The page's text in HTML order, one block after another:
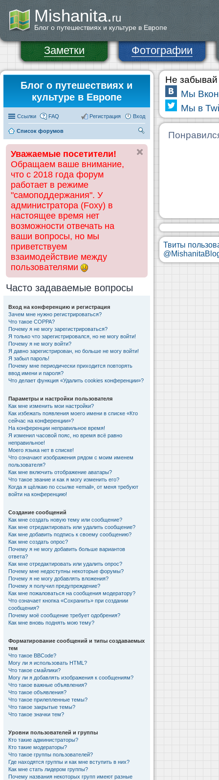
Mishanita.ru
Блог о путешествиях и культуре в Европе
Заметки Фотографии
Блог о путешествиях и
культуре в Европе
Ссылки FAQ Вход
Регистрация
Список форумов
ск
Уважаемые посетители!
Обращаем ваше внимание,
что с 2018 года форум
работает в режиме
"самоподдержания". У
администратора (Foxy) в
настоящее время нет
возможности отвечать на
ваши вопросы, но мы
приветствуем
взаимодействие между
пользователями
Часто задаваемые вопросы
Вход на конференцию и регистрация
Зачем мне нужно регистрироваться?
Что такое COPPA?
Почему я не могу зарегистрироваться?
Я только что зарегистрировался, но не могу войти!
Почему я не могу войти?
Я давно зарегистрирован, но больше не могу войти!
Я забыл пароль!
Почему мне периодически приходится повторять
ввод имени и пароля?
Что делает функция «Удалить cookies конференции»?
Параметры и настройки пользователя
Как мне изменить мои настройки?
Как избежать появления моего имени в списке «Кто
сейчас на конференции»?
На конференции неправильное время!
Я изменил часовой пояс, но время всё равно
неправильное!
Моего языка нет в списке!
Что означают изображения рядом с моим именем
пользователя?
Как мне включить отображение аватары?
Что такое звание и как я могу изменить его?
Когда я щёлкаю по ссылке «email», от меня требуют
войти на конференцию!
Создание сообщений
Как мне создать новую тему или сообщение?
Как мне отредактировать или удалить сообщение?
Как мне добавить подпись к своему сообщению?
Как мне создать опрос?
Почему я не могу добавить больше вариантов
ответа?
Как мне отредактировать или удалить опрос?
Почему мне недоступны некоторые форумы?
Почему я не могу добавлять вложения?
Почему я получил предупреждение?
Как мне пожаловаться на сообщения модератору?
Что означает кнопка «Сохранить» при создании
сообщения?
Почему моё сообщение требует одобрения?
Как мне вновь поднять мою тему?
Форматирование сообщений и типы создаваемых
тем
Что такое BBCode?
Могу ли я использовать HTML?
Что такое смайлики?
Могу ли я добавлять изображения к сообщениям?
Что такое важные объявления?
Что такое объявления?
Что такое прилепленные темы?
Что такое закрытые темы?
Что такое значки тем?
Уровни пользователей и группы
Кто такие администраторы?
Кто такие модераторы?
Что такое группы пользователей?
Где находятся группы и как мне вступить в них?
Как мне стать лидером группы?
Почему названия некоторых групп имеют разные
Не забывай
Мы
Мы в
Твиты